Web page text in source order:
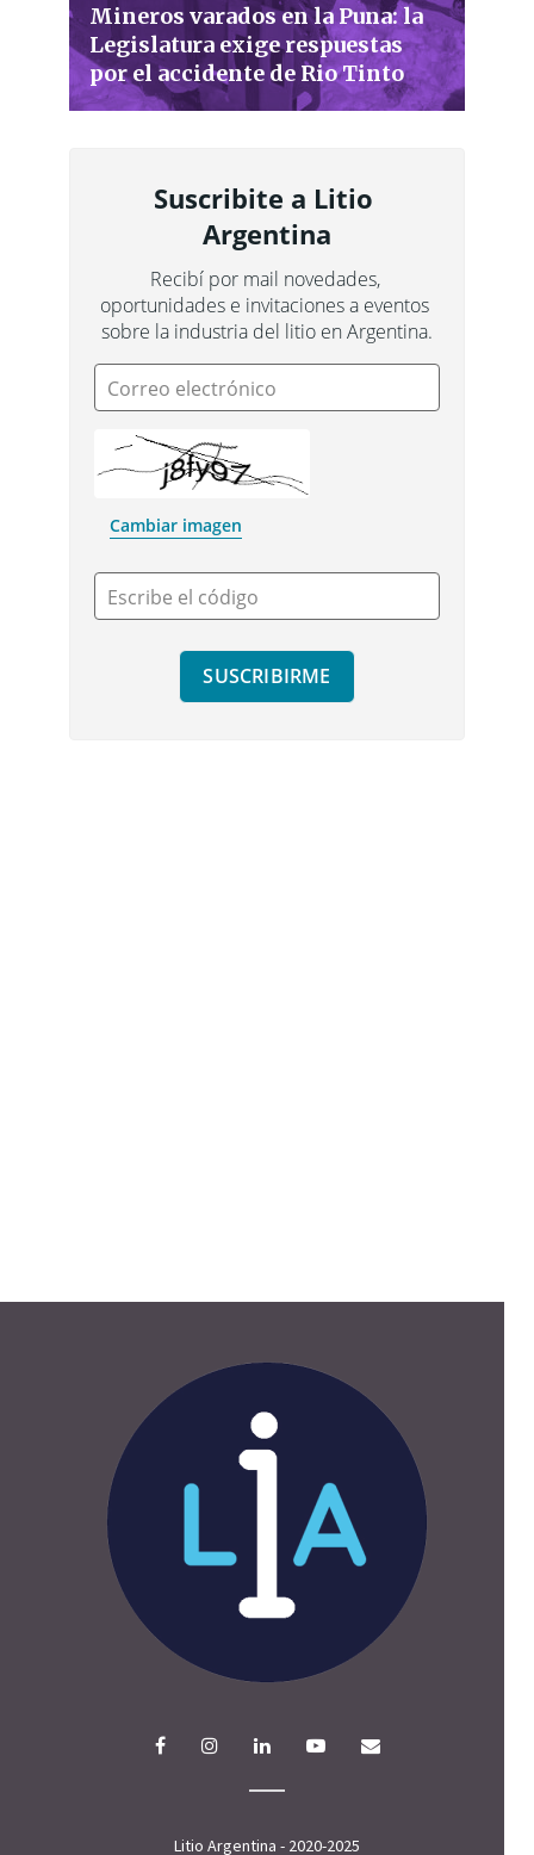
Mineros varados en la Puna: la
Legislatura exige respuestas
por el accidente de Rio Tinto
Suscribite a Litio
Argentina
Recibí por mail novedades,
oportunidades e invitaciones a eventos
sobre la industria del litio en Argentina.
Correo electrónico
Cambiar imagen
Escribe el código
Litio Argentina - 2020-2025